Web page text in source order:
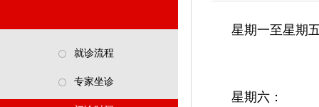
就诊流程
专家坐诊
星期一至星期
星期六： 上